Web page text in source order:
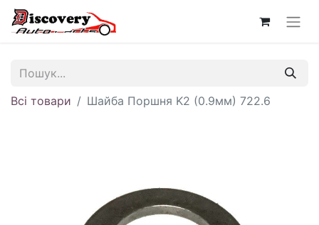
Всі товари Шайба Поршня K2 (0.9мм) 722.6